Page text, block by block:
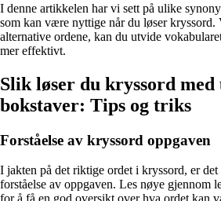
I denne artikkelen har vi sett på ulike
som kan være nyttige når du løser kryssord.
alternative ordene, kan du utvide
mer effektivt.
Slik løser du kryssord
bokstaver: Tips og triks
Forståelse av kryssord oppgaven
I jakten på det riktige ordet i kryssord, er
forståelse av oppgaven. Les nøye gjennom